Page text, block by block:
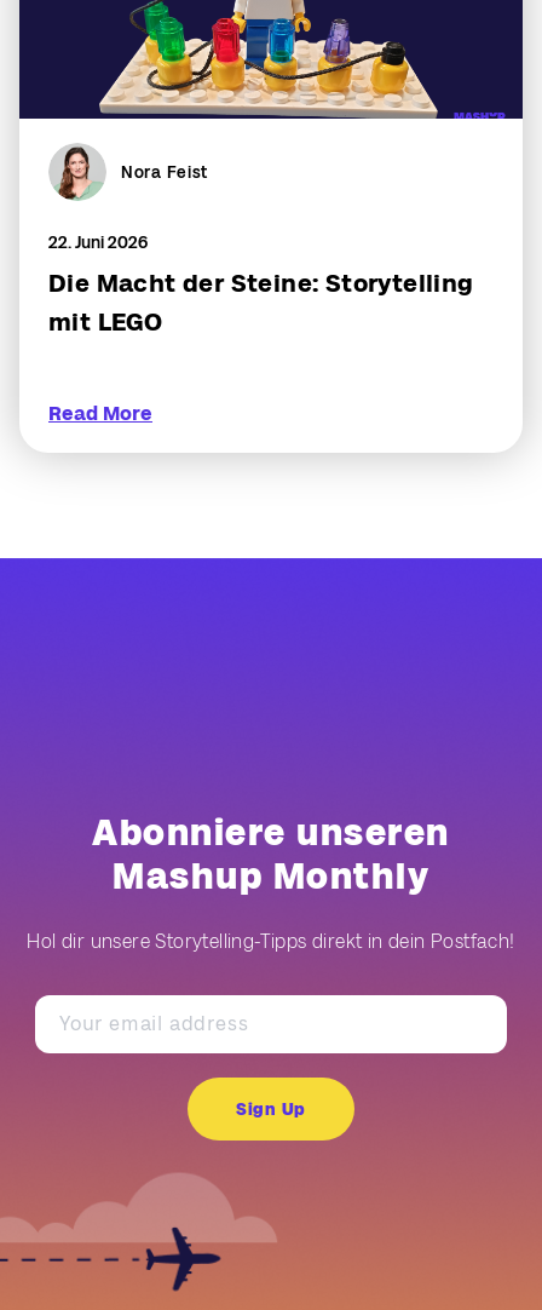
Nora Feist
22. Juni 2026
Die Macht der Steine: Storytelling
mit LEGO
Read More
Abonniere unseren
Mashup Monthly
Hol dir unsere Storytelling-Tipps direkt in dein Postfach!